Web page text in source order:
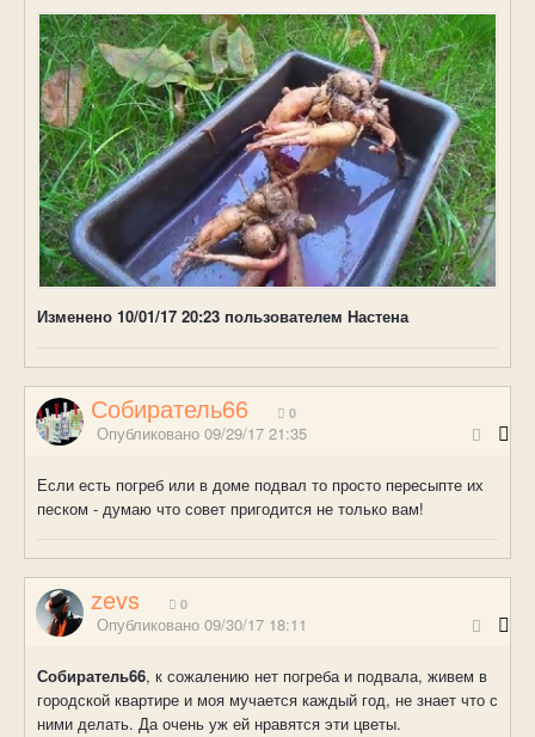
Изменено 10/01/17 20:23 пользователем Настена
Собиратель66 0
Опубликовано 09/29/17 21:35
Если есть погреб или в доме подвал то просто пересыпте их
песком - думаю что совет пригодится не только вам!
zevs 0
Опубликовано 09/30/17 18:11
Собиратель66, к сожалению нет погреба и подвала, живем в
городской квартире и моя мучается каждый год, не знает что с
ними делать. Да очень уж ей нравятся эти цветы.